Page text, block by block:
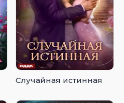
Случайная истинная